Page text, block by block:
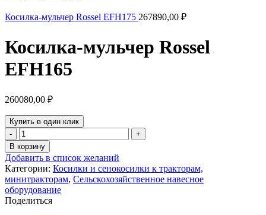
Косилка-мульчер Rossel EFH175 267890,00 ₽
Косилка-мульчер Rossel
EFH165
260080,00 ₽
Купить в один клик
Количество
товара
Косилка-
мульчер
Rossel
EFH165
В корзину
Добавить в список желаний
Категории: Косилки и сенокосилки к тракторам,
минитракторам, Сельскохозяйственное навесное
оборудование
Поделиться